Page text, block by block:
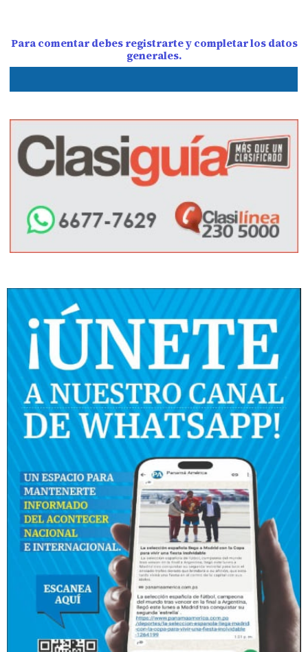
Para comentar debes registrarte y completar los datos
generales.